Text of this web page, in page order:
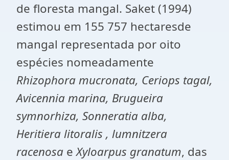
de floresta mangal. Saket (1994)
estimou em 155 757 hectaresde
mangal representada por oito
espécies nomeadamente
Rhizophora mucronata, Ceriops tagal,
Avicennia marina, Brugueira
symnorhiza, Sonneratia alba,
Heritiera litoralis , lumnitzera
racenosa eXyloarpus granatum, das